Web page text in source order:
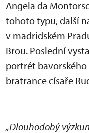
Angela da
tohoto typu, další
v madridském
Brou. Poslední
portrét bavorského
bratrance císaře
„Dlouhodobý